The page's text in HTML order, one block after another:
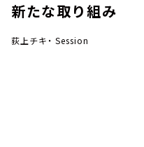
新たな取り組み
荻上チキ・ Session